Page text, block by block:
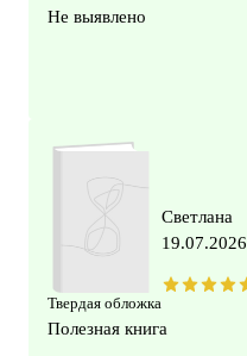
Не выявлено
Твердая обложка
Светлана
19.07.2026
Полезная книга